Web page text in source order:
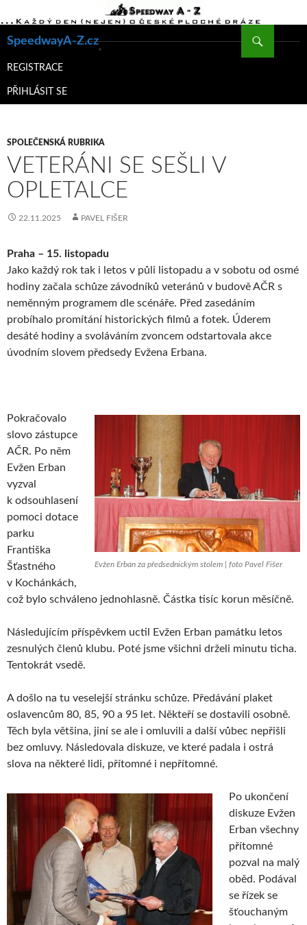
SpeedwayA-Z.cz
K
WEBU
REGISTRACE
PŘIHLÁSIT SE
SPOLEČENSKÁ RUBRIKA
VETERÁNI SE SEŠLI V
OPLETALCE
22.11.2025 PAVEL FIŠER
Praha – 15. listopadu
Jako každý rok tak i letos v půli listopadu a v sobotu od osmé
hodiny začala schůze závodníků veteránů v budově AČR s
neměnným programem dle scénáře. Před zasedáním
probíhalo promítání historických filmů a fotek. Úderem
desáté hodiny a svoláváním zvoncem odstartovala akce
úvodním slovem předsedy Evžena Erbana.
Evžen Erban za předsednickým stolem | foto Pavel Fišer
Pokračovalo
slovo zástupce
AČR. Po něm
Evžen Erban
vyzval
k odsouhlasení
pomoci dotace
parku
Františka
Šťastného
v Kochánkách,
což bylo schváleno jednohlasně. Částka tisíc korun měsíčně.
Následujícím příspěvkem uctil Evžen Erban památku letos
zesnulých členů klubu. Poté jsme všichni drželi minutu ticha.
Tentokrát vsedě.
A došlo na tu veselejší stránku schůze. Předávání plaket
oslavencům 80, 85, 90 a 95 let. Někteří se dostavili osobně.
Těch byla většina, jiní se ale i omluvili a další vůbec nepřišli
bez omluvy. Následovala diskuze, ve které padala i ostrá
slova na některé lidi, přítomné i nepřítomné.
Po ukončení
diskuze Evžen
Erban všechny
přítomné
pozval na malý
oběd. Podával
se řízek se
šťouchaným